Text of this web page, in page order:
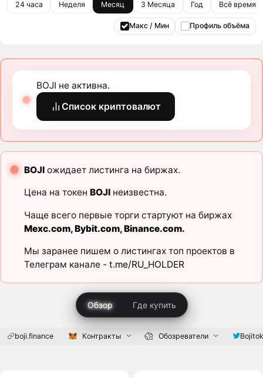
24 часа Неделя Месяц 3 Месяца Год Всё время
Макс / Мин Профиль объёма
BOJI не активна.
Список криптовалют
BOJIожидает листинга на биржах.
Цена на токен BOJIнеизвестна.
Чаще всего первые торги стартуют на биржах
Mexc.com,Bybit.com,Binance.com.
Мы заранее пишем о листингах топ проектов в
Телеграм канале - t.me/RU_HOLDER
Обзор Где купить
boji.finance Контракты Обозреватели